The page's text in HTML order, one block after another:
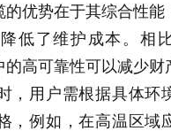
的优势在于其综合性能
低了维护成本。相
高可靠性可以减少财
，用户需根据具体环
，例如，在高温区域